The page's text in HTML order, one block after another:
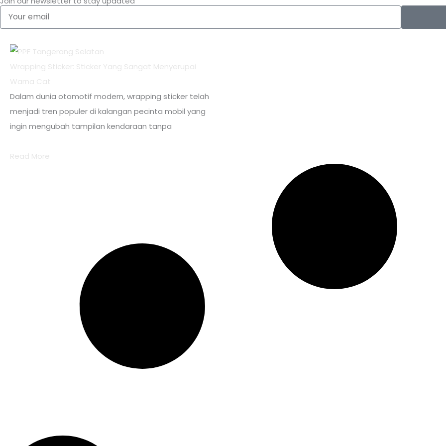
Your
email
Wrapping Sticker: Sticker Yang Sangat Menyerupai
Warna Cat
Dalam dunia otomotif modern, wrapping sticker telah
menjadi tren populer di kalangan pecinta mobil yang
ingin mengubah tampilan kendaraan tanpa
Read More